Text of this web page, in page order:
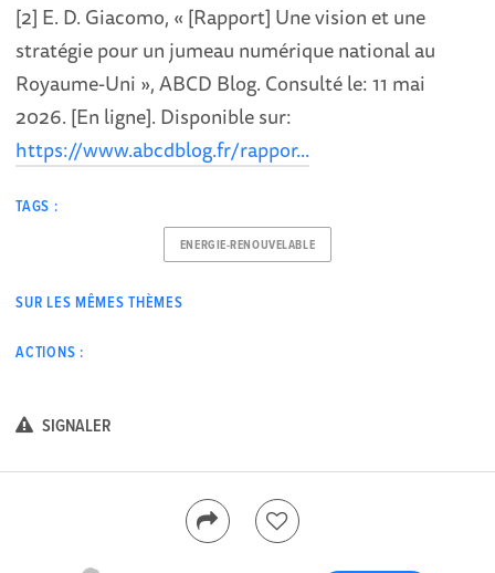
[2] E. D. Giacomo, « [Rapport] Une vision et une
stratégie pour un jumeau numérique national au
Royaume-Uni », ABCD Blog. Consulté le: 11 mai
2026. [En ligne]. Disponible sur:
https://www.abcdblog.fr/rappor...
TAGS :
ENERGIE-RENOUVELABLE
SUR LES MÊMES THÈMES
ACTIONS :
SIGNALER